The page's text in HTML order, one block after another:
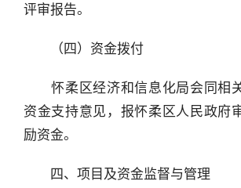
评审报告。
（四）资金拨付
怀柔区经济和信息化局会同相
资金支持意见，报怀柔区人民政府
励资金。
四、项目及资金监督与管理